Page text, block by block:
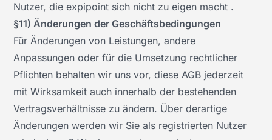
Nutzer, die expipoint sich nicht zu eigen macht .
§11) Änderungen der Geschäftsbedingungen
Für Änderungen von Leistungen, andere
Anpassungen oder für die Umsetzung rechtlicher
Pflichten behalten wir uns vor, diese AGB jederzeit
mit Wirksamkeit auch innerhalb der bestehenden
Vertragsverhältnisse zu ändern. Über derartige
Änderungen werden wir Sie als registrierten Nutzer